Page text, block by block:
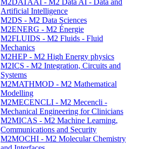
M2DATAAI - M2 Data AI - Data and
Artificial Intelligence
M2DS - M2 Data Sciences
M2ENERG - M2 Énergie
M2FLUIDS - M2 Fluids - Fluid
Mechanics
M2HEP - M2 High Energy physics
M2ICS - M2 Integration, Circuits and
Systems
M2MATHMOD - M2 Mathematical
Modelling
M2MECENCLI - M2 Mecencli -
Mechanical Engineering for Clinicians
M2MICAS - M2 Machine Learning,
Communications and Security
M2MOCHI - M2 Molecular Chemistry